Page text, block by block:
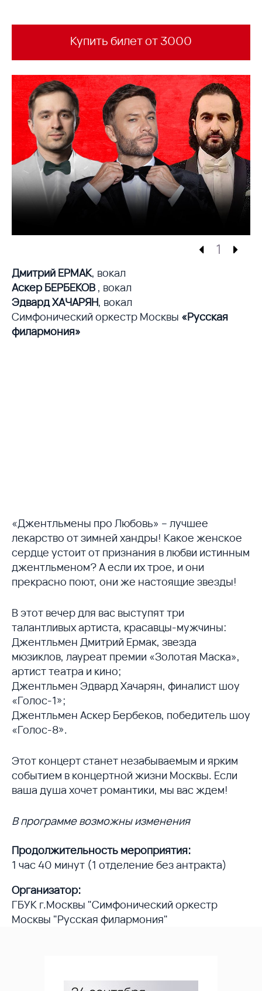
Купить билет от 3000
1
Дмитрий ЕРМАК, вокал
Аскер БЕРБЕКОВ , вокал
Эдвард ХАЧАРЯН, вокал
Симфонический оркестр Москвы «Русская
филармония»
«Джентльмены про Любовь» – лучшее
лекарство от зимней хандры! Какое женское
сердце устоит от признания в любви истинным
джентльменом? А если их трое, и они
прекрасно поют, они же настоящие звезды!
В этот вечер для вас выступят три
талантливых артиста, красавцы-мужчины:
Джентльмен Дмитрий Ермак, звезда
мюзиклов, лауреат премии «Золотая Маска»,
артист театра и кино;
Джентльмен Эдвард Хачарян, финалист шоу
«Голос-1»;
Джентльмен Аскер Бербеков, победитель шоу
«Голос-8».
Этот концерт станет незабываемым и ярким
событием в концертной жизни Москвы. Если
ваша душа хочет романтики, мы вас ждем!
В программе возможны изменения
Продолжительность мероприятия:
1 час 40 минут (1 отделение без антракта)
Организатор:
ГБУК г.Москвы "Симфонический оркестр
Москвы "Русская филармония"